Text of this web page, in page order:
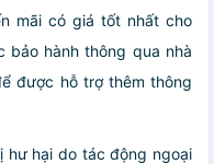
mãi có giá tốt nhất cho
bảo hành thông qua nhà
được hỗ trợ thêm thông
hư hại do tác động ngoại